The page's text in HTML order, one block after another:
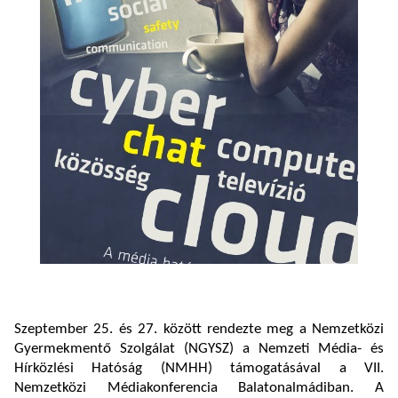
Szeptember 25. és 27. között rendezte meg a Nemzetközi
Gyermekmentő Szolgálat (NGYSZ) a Nemzeti Média- és
Hírközlési Hatóság (NMHH) támogatásával a VII.
Nemzetközi Médiakonferencia Balatonalmádiban. A